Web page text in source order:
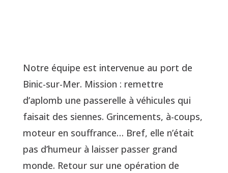
Notre équipe est intervenue au port de
Binic-sur-Mer. Mission : remettre
d’aplomb une passerelle à véhicules qui
faisait des siennes. Grincements, à-coups,
moteur en souffrance… Bref, elle n’était
pas d’humeur à laisser passer grand
monde. Retour sur une opération de